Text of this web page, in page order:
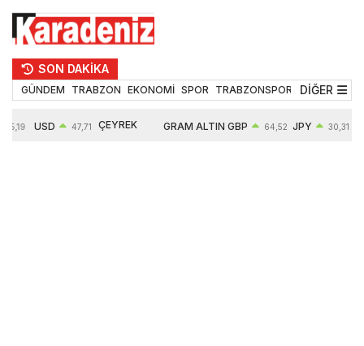
SON DAKİKA
GÜNDEM TRABZON EKONOMİ SPOR TRABZONSPOR TEKNOLOJİ
DİĞER
55,19 USD 47,71 ÇEYREK GRAM ALTIN GBP 64,52 JPY 30,31